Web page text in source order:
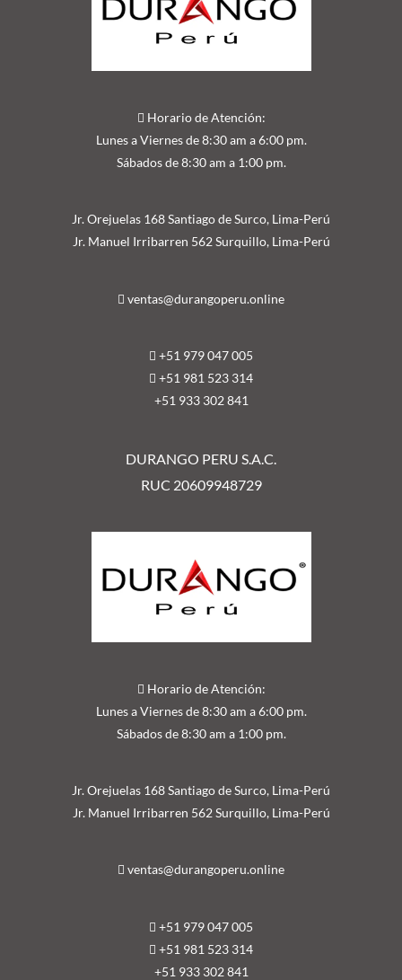
Horario de Atención:
Lunes a Viernes de 8:30 am a 6:00 pm.
Sábados de 8:30 am a 1:00 pm.
Jr. Orejuelas 168 Santiago de Surco, Lima-Perú
Jr. Manuel Irribarren 562 Surquillo, Lima-Perú
ventas@durangoperu.online
+51 979 047 005
+51 981 523 314
+51 933 302 841
DURANGO PERU S.A.C.
RUC 20609948729
Horario de Atención:
Lunes a Viernes de 8:30 am a 6:00 pm.
Sábados de 8:30 am a 1:00 pm.
Jr. Orejuelas 168 Santiago de Surco, Lima-Perú
Jr. Manuel Irribarren 562 Surquillo, Lima-Perú
ventas@durangoperu.online
+51 979 047 005
+51 981 523 314
+51 933 302 841